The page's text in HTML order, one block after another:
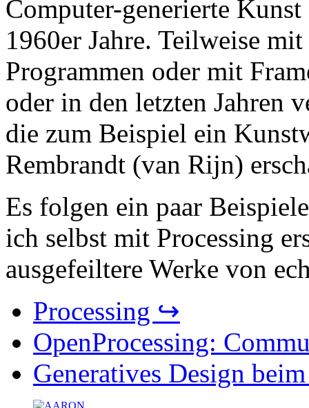
Computer-generierte
1960er Jahre. Teilweise
Programmen oder mit
oder in den letzten Jahren
die zum Beispiel ein
Rembrandt (van Rijn)
Es folgen ein paar
ich selbst mit Processing
ausgefeiltere Werke von
Processing ↪
OpenProcessing:
Generatives Design